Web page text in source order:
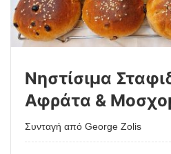
Νηστίσιμα
Αφράτα &
Συνταγή από George Zolis